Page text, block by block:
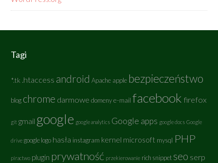
Tagi
*.tk .htaccess android Apache apple bezpieczeństwo
blog chrome darmowe domeny e-mail facebook firefox
git gmail google google analytics Google apps google docs Google
drive google logo hasła instagram kernel microsoft mysql PHP
piractwo plugin prywatność przekierowanie rich snippet seo serp